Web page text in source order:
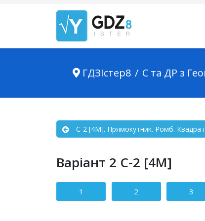
ГДЗІстер8 С та ДР з
С-2 [4М]. Прямокутник. Ромб.
Варіант 2 С-2 [4М]
Зміст статті
1 2 3